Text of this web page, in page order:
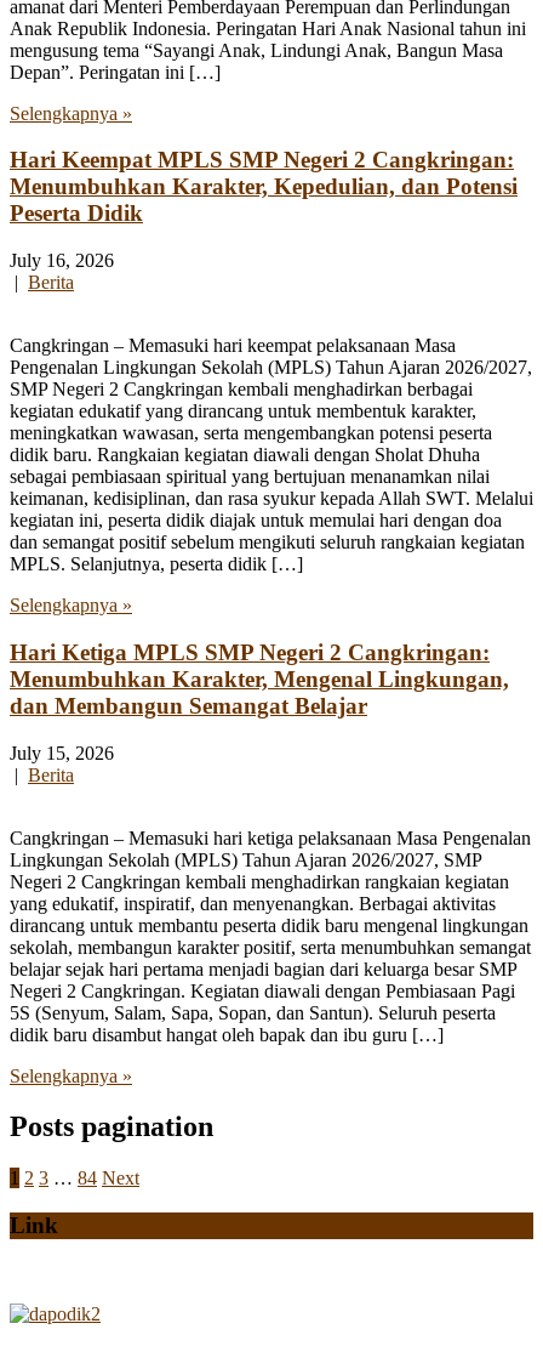
amanat dari Menteri Pemberdayaan Perempuan dan Perlindungan
Anak Republik Indonesia. Peringatan Hari Anak Nasional tahun ini
mengusung tema “Sayangi Anak, Lindungi Anak, Bangun Masa
Depan”. Peringatan ini […]
Selengkapnya »
Hari Keempat MPLS SMP Negeri 2 Cangkringan:
Menumbuhkan Karakter, Kepedulian, dan Potensi
Peserta Didik
July 16, 2026
| Berita
Cangkringan – Memasuki hari keempat pelaksanaan Masa
Pengenalan Lingkungan Sekolah (MPLS) Tahun Ajaran 2026/2027,
SMP Negeri 2 Cangkringan kembali menghadirkan berbagai
kegiatan edukatif yang dirancang untuk membentuk karakter,
meningkatkan wawasan, serta mengembangkan potensi peserta
didik baru. Rangkaian kegiatan diawali dengan Sholat Dhuha
sebagai pembiasaan spiritual yang bertujuan menanamkan nilai
keimanan, kedisiplinan, dan rasa syukur kepada Allah SWT. Melalui
kegiatan ini, peserta didik diajak untuk memulai hari dengan doa
dan semangat positif sebelum mengikuti seluruh rangkaian kegiatan
MPLS. Selanjutnya, peserta didik […]
Selengkapnya »
Hari Ketiga MPLS SMP Negeri 2 Cangkringan:
Menumbuhkan Karakter, Mengenal Lingkungan,
dan Membangun Semangat Belajar
July 15, 2026
| Berita
Cangkringan – Memasuki hari ketiga pelaksanaan Masa Pengenalan
Lingkungan Sekolah (MPLS) Tahun Ajaran 2026/2027, SMP
Negeri 2 Cangkringan kembali menghadirkan rangkaian kegiatan
yang edukatif, inspiratif, dan menyenangkan. Berbagai aktivitas
dirancang untuk membantu peserta didik baru mengenal lingkungan
sekolah, membangun karakter positif, serta menumbuhkan semangat
belajar sejak hari pertama menjadi bagian dari keluarga besar SMP
Negeri 2 Cangkringan. Kegiatan diawali dengan Pembiasaan Pagi
5S (Senyum, Salam, Sapa, Sopan, dan Santun). Seluruh peserta
didik baru disambut hangat oleh bapak dan ibu guru […]
Selengkapnya »
Posts pagination
1 2 3 … 84 Next
Link